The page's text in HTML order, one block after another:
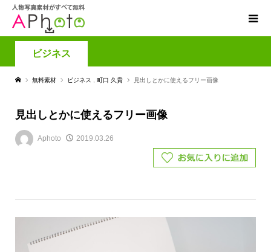
ビジネス
無料素材 ビジネス 町口 久貴 見出しとかに使えるフリー画像
見出しとかに使えるフリー画像
Aphoto 2019.03.26